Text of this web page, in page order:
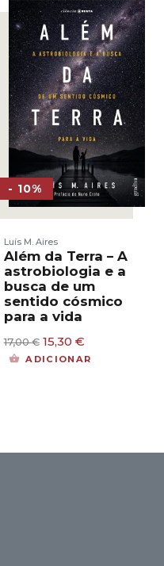
17,00 €.15,30 €.
- 10%
Luís M. Aires
Além da Terra – A
astrobiologia e a
busca de um
sentido cósmico
para a vida
17,00€ O
preço
15,30 €O
preço
ADICIONAR